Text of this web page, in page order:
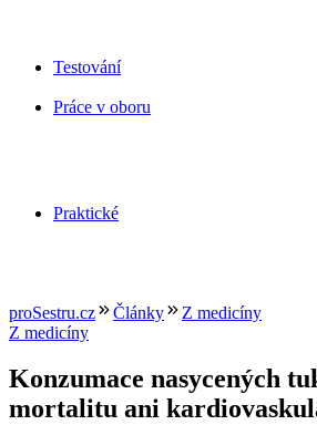
Testování
Práce v oboru
Praktické
proSestru.cz Články
Z medicíny
Z medicíny
Konzumace nasycených
mortalitu ani